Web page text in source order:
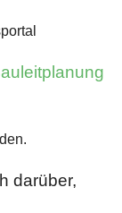
darüber,